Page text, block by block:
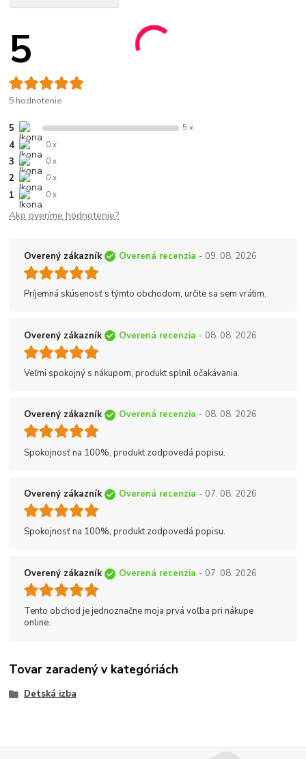
5
5 hodnotenie
5 5 x
4 0 x
3 0 x
2 0 x
1 0 x
Ako overíme hodnotenie?
Overený zákazník Overená recenzia - 09. 08. 2026
Príjemná skúsenosť s týmto obchodom, určite sa sem vrátim.
Overený zákazník Overená recenzia - 08. 08. 2026
Veľmi spokojný s nákupom, produkt splnil očakávania.
Overený zákazník Overená recenzia - 08. 08. 2026
Spokojnosť na 100%, produkt zodpovedá popisu.
Overený zákazník Overená recenzia - 07. 08. 2026
Spokojnosť na 100%, produkt zodpovedá popisu.
Overený zákazník Overená recenzia - 07. 08. 2026
Tento obchod je jednoznačne moja prvá voľba pri nákupe
online.
Tovar zaradený v kategóriách
Detská izba